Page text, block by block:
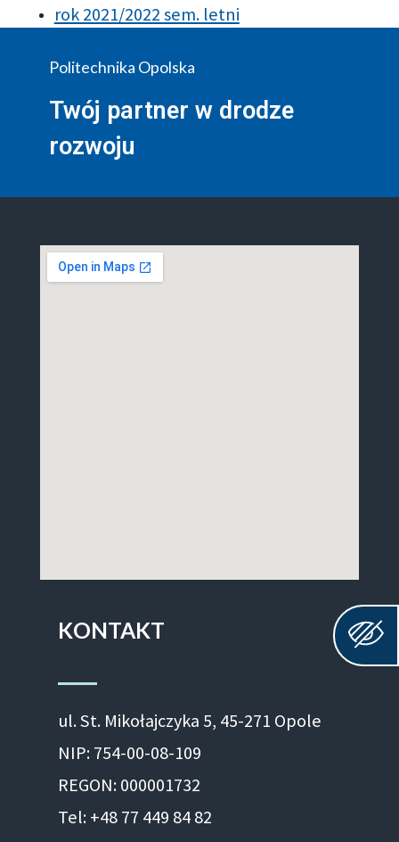
rok 2021/2022 sem. letni
Politechnika Opolska
Twój partner w drodze
rozwoju
KONTAKT
ul. St. Mikołajczyka 5, 45-271 Opole
NIP: 754-00-08-109
REGON: 000001732
Tel: +48 77 449 84 82